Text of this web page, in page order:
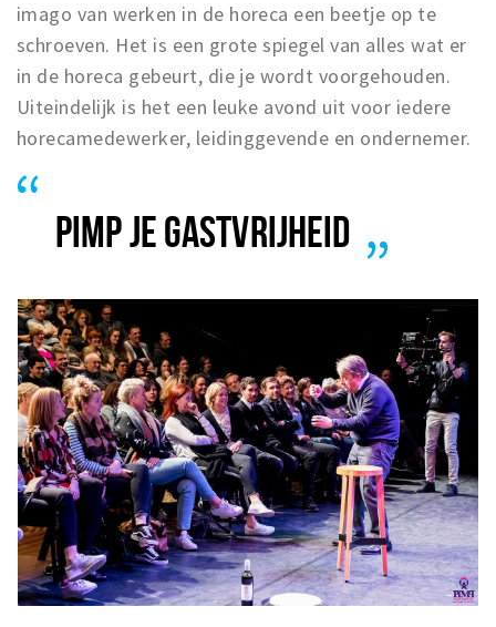
imago van werken in de horeca een beetje op te
schroeven. Het is een grote spiegel van alles wat er
in de horeca gebeurt, die je wordt voorgehouden.
Uiteindelijk is het een leuke avond uit voor iedere
horecamedewerker, leidinggevende en ondernemer.
PIMP JE GASTVRIJHEID